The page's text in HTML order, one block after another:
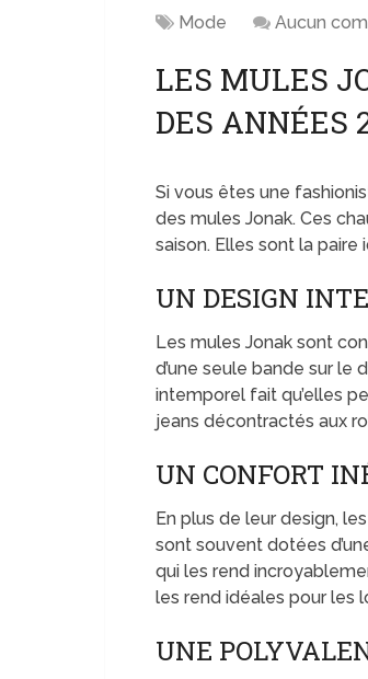
Mode Aucun
LES MULES
DES ANNÉES
Si vous êtes une
des mules Jonak. Ces
saison. Elles sont la
UN DESIGN
Les mules Jonak sont
d’une seule bande sur le
intemporel fait qu’elles
jeans décontractés aux
UN CONFORT
En plus de leur design,
sont souvent dotées
qui les rend
les rend idéales pour les
UNE